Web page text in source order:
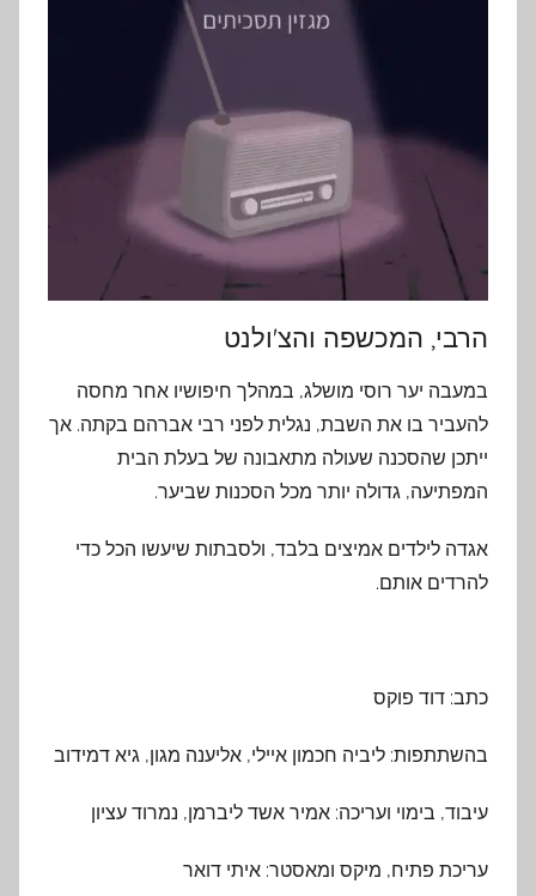
הרבי, המכשפה והצ'ולנט
במעבה יער רוסי מושלג, במהלך חיפושיו אחר מחסה
להעביר בו את השבת, נגלית לפני רבי אברהם בקתה. אך
ייתכן שהסכנה שעולה מתאבונה של בעלת הבית
המפתיעה, גדולה יותר מכל הסכנות שביער.
אגדה לילדים אמיצים בלבד, ולסבתות שיעשו הכל כדי
להרדים אותם.
כתב: דוד פוקס
בהשתתפות: ליביה חכמון איילי, אליענה מגון, גיא דמידוב
עיבוד, בימוי ועריכה: אמיר אשד ליברמן, נמרוד עציון
עריכת פתיח, מיקס ומאסטר: איתי דואר